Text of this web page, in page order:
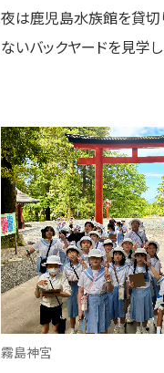
夜は鹿児島水族館を貸切
ないバックヤードを見学
霧島神宮